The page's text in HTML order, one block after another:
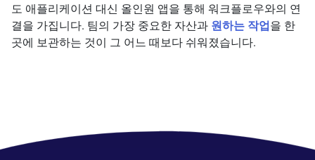
도 애플리케이션 대신 올인원 앱을 통해 워크플로우와의 연
결을 가집니다. 팀의 가장 중요한 자산과 원하는 작업 을 한
곳에 보관하는 것이 그 어느 때보다 쉬워졌습니다.